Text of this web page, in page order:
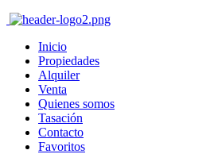
Inicio
Propiedades
Alquiler
Venta
Quienes somos
Tasación
Contacto
Favoritos